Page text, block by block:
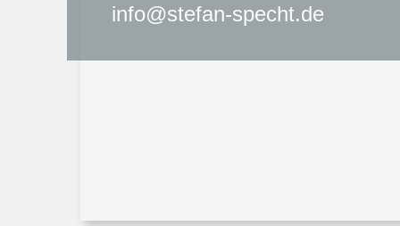
info@stefan-specht.de